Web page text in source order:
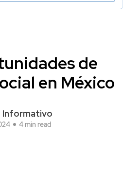
de
en México
Informativo
4 min read